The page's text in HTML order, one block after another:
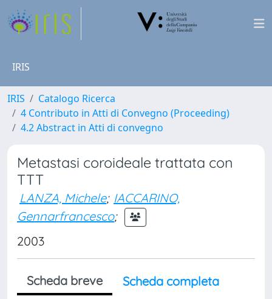
IRIS
IRIS
Catalogo Ricerca
4 Contributo in Atti di Convegno (Proceeding)
4.2 Abstract in Atti di convegno
Metastasi coroideale trattata con
TTT
LANZA, Michele; IACCARINO,
Gennarfrancesco;
2003
Scheda breve
Scheda completa